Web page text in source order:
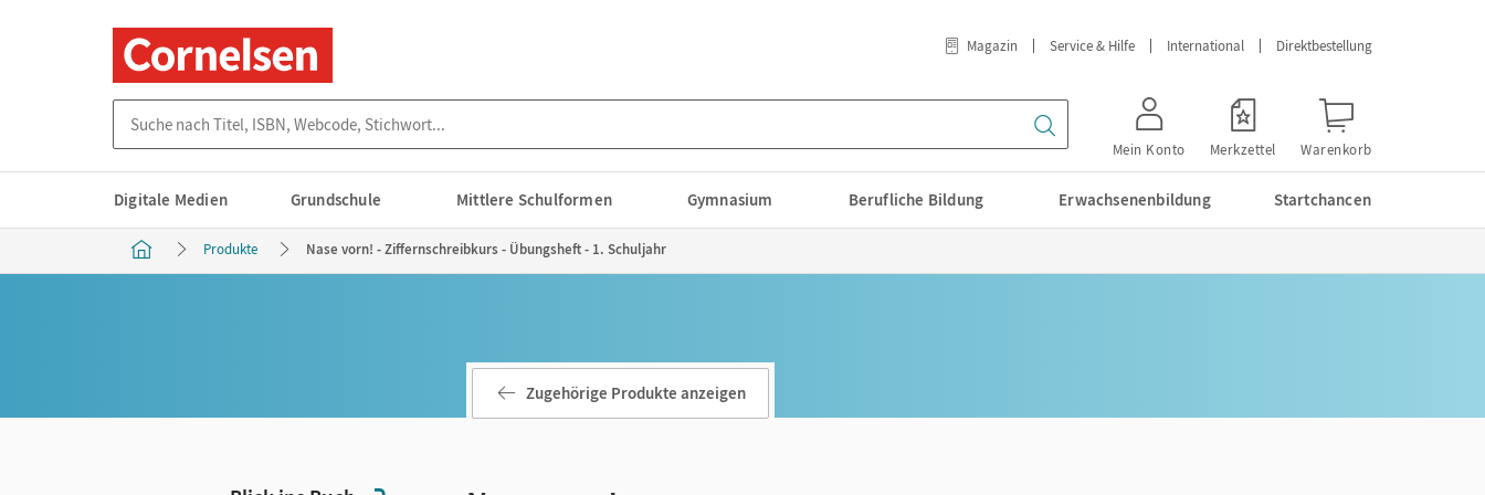
Magazin Service & Hilfe International Direktbestellung
Mein Konto Merkzettel Warenkorb
Digitale Medien Grundschule Mittlere Schulformen Gymnasium Berufliche Bildung Erwachsenenbildung Startchancen
Produkte Nase vorn! - Ziffernschreibkurs - Übungsheft - 1. Schuljahr
Zugehörige Produkte anzeigen